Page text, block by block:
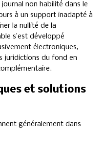
non habilité dans le
à un support inadapté à
la nullité de la
s’est développé
électroniques,
juridictions du fond en
et solutions
généralement dans